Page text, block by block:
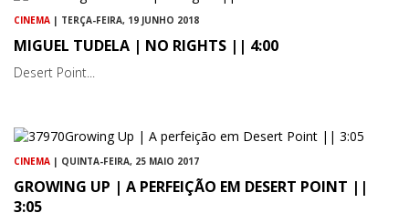
CINEMA | TERÇA-FEIRA, 19 JUNHO 2018
MIGUEL TUDELA | NO RIGHTS || 4:00
Desert Point...
CINEMA | QUINTA-FEIRA, 25 MAIO 2017
GROWING UP | A PERFEIÇÃO EM DESERT POINT ||
3:05